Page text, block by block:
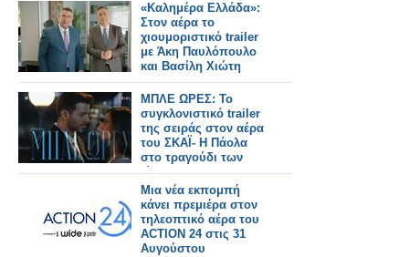
«Καλημέρα Ελλάδα»:
Στον αέρα το
χιουμοριστικό trailer
με Άκη Παυλόπουλο
και Βασίλη Χιώτη
ΜΠΛΕ ΩΡΕΣ: Το
συγκλονιστικό trailer
της σειράς στον αέρα
του ΣΚΑΪ- Η Πάολα
στο τραγούδι των
τίτλων
Μια νέα εκπομπή
κάνει πρεμιέρα στον
τηλεοπτικό αέρα του
ACTION 24 στις 31
Αυγούστου